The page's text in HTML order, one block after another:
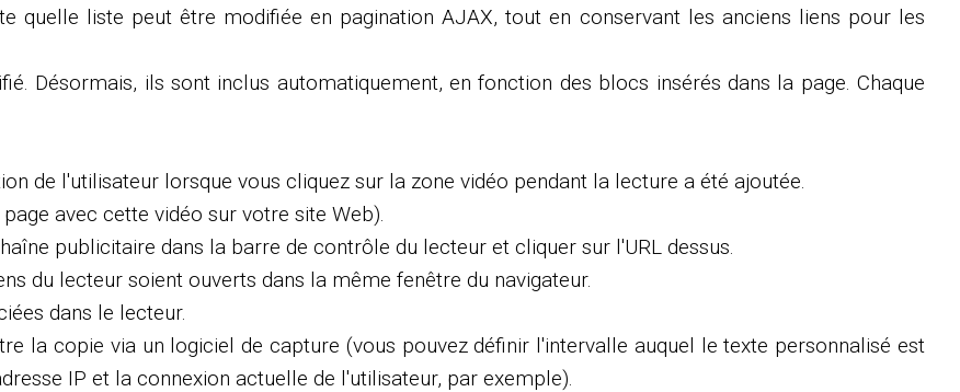
quelle liste peut être modifiée en pagination AJAX, tout en conservant les anciens liens pour les
Désormais, ils sont inclus automatiquement, en fonction des blocs insérés dans la page. Chaque
de l'utilisateur lorsque vous cliquez sur la zone vidéo pendant la lecture a été ajoutée.
avec cette vidéo sur votre site Web).
publicitaire dans la barre de contrôle du lecteur et cliquer sur l'URL dessus.
du lecteur soient ouverts dans la même fenêtre du navigateur.
dans le lecteur.
la copie via un logiciel de capture (vous pouvez définir l'intervalle auquel le texte personnalisé est
IP et la connexion actuelle de l'utilisateur, par exemple).